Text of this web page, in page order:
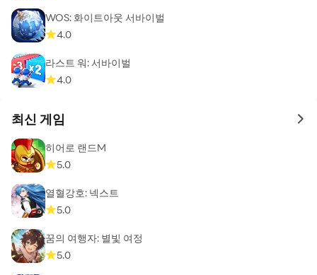
WOS: 화이트아웃 서바이벌
4.0
라스트 워: 서바이벌
4.0
최신 게임 to
히어로 랜드M
5.0
열혈강호: 넥스트
5.0
꿈의 여행자: 별빛 여정
5.0